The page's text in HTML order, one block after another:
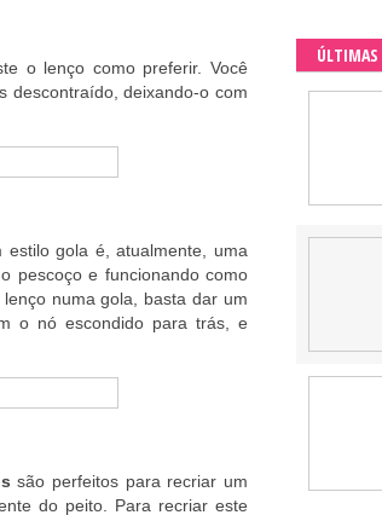
o lenço como preferir. Você
descontraído, deixando-o com
estilo gola é, atualmente, uma
pescoço e funcionando como
numa gola, basta dar um
o nó escondido para trás, e
são perfeitos para recriar um
do peito. Para recriar este
ÚLTIMAS